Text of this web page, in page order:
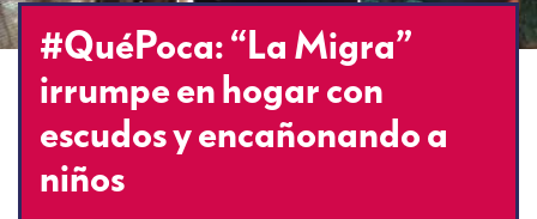
#QuéPoca: “La Migra”
irrumpe en hogar con
escudos y encañonando a
niños